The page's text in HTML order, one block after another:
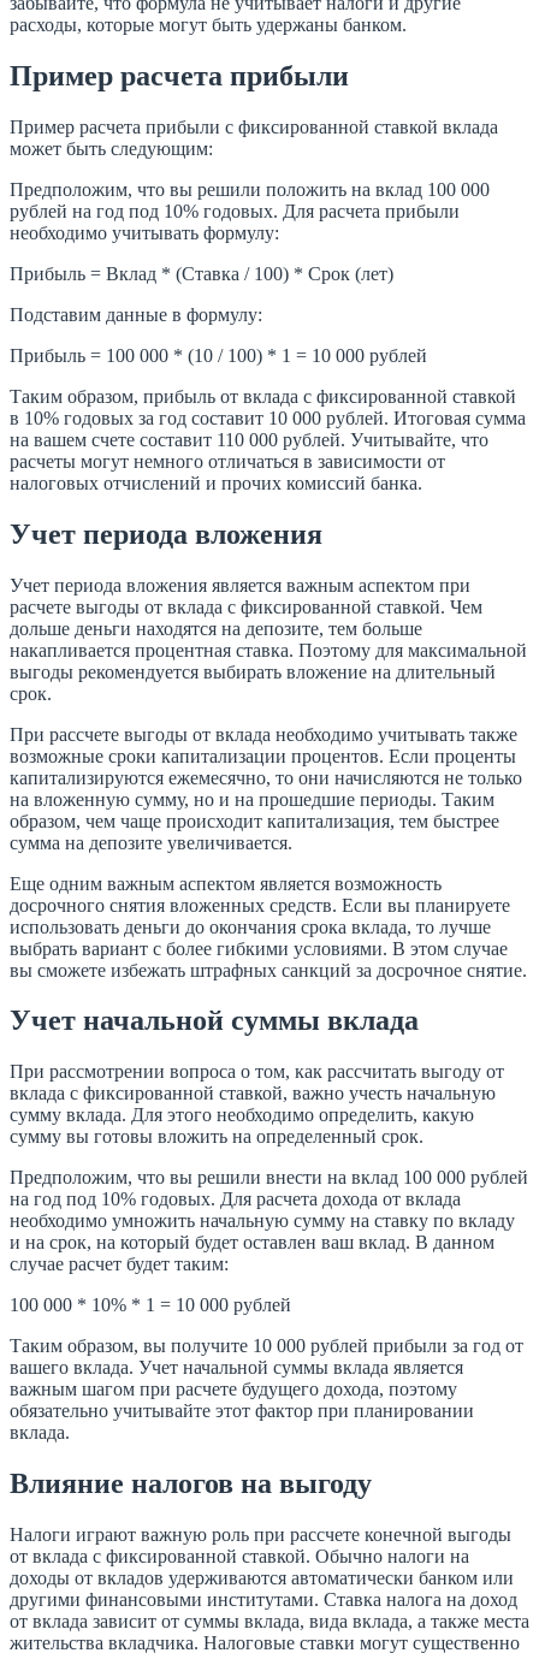
расходы, которые могут быть удержаны банком.
Пример расчета прибыли
Пример расчета прибыли с фиксированной ставкой вклада
может быть следующим:
Предположим, что вы решили положить на вклад 100 000
рублей на год под 10% годовых. Для расчета прибыли
необходимо учитывать формулу:
Прибыль = Вклад * (Ставка / 100) * Срок (лет)
Подставим данные в формулу:
Прибыль = 100 000 * (10 / 100) * 1 = 10 000 рублей
Таким образом, прибыль от вклада с фиксированной ставкой
в 10% годовых за год составит 10 000 рублей. Итоговая сумма
на вашем счете составит 110 000 рублей. Учитывайте, что
расчеты могут немного отличаться в зависимости от
налоговых отчислений и прочих комиссий банка.
Учет периода вложения
Учет периода вложения является важным аспектом при
расчете выгоды от вклада с фиксированной ставкой. Чем
дольше деньги находятся на депозите, тем больше
накапливается процентная ставка. Поэтому для максимальной
выгоды рекомендуется выбирать вложение на длительный
срок.
При рассчете выгоды от вклада необходимо учитывать также
возможные сроки капитализации процентов. Если проценты
капитализируются ежемесячно, то они начисляются не только
на вложенную сумму, но и на прошедшие периоды. Таким
образом, чем чаще происходит капитализация, тем быстрее
сумма на депозите увеличивается.
Еще одним важным аспектом является возможность
досрочного снятия вложенных средств. Если вы планируете
использовать деньги до окончания срока вклада, то лучше
выбрать вариант с более гибкими условиями. В этом случае
вы сможете избежать штрафных санкций за досрочное снятие.
Учет начальной суммы вклада
При рассмотрении вопроса о том, как рассчитать выгоду от
вклада с фиксированной ставкой, важно учесть начальную
сумму вклада. Для этого необходимо определить, какую
сумму вы готовы вложить на определенный срок.
Предположим, что вы решили внести на вклад 100 000 рублей
на год под 10% годовых. Для расчета дохода от вклада
необходимо умножить начальную сумму на ставку по вкладу
и на срок, на который будет оставлен ваш вклад. В данном
случае расчет будет таким:
100 000 * 10% * 1 = 10 000 рублей
Таким образом, вы получите 10 000 рублей прибыли за год от
вашего вклада. Учет начальной суммы вклада является
важным шагом при расчете будущего дохода, поэтому
обязательно учитывайте этот фактор при планировании
вклада.
Влияние налогов на выгоду
Налоги играют важную роль при рассчете конечной выгоды
от вклада с фиксированной ставкой. Обычно налоги на
доходы от вкладов удерживаются автоматически банком или
другими финансовыми институтами. Ставка налога на доход
от вклада зависит от суммы вклада, вида вклада, а также места
жительства вкладчика. Налоговые ставки могут существенно